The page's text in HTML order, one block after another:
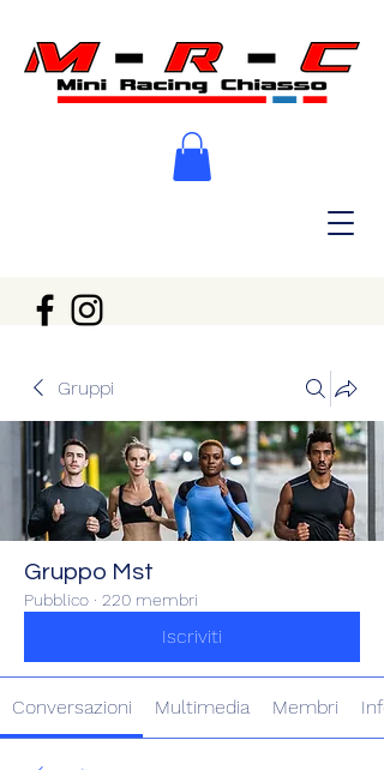
Gruppi
Gruppo Mst
Pubblico · 220 membri
Iscriviti
Conversazioni Multimedia Membri Info